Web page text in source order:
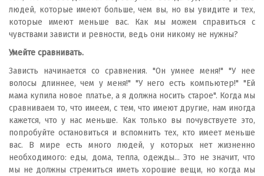
людей, которые имеют больше, чем вы, но вы увидите и тех,
которые имеют меньше вас. Как мы можем справиться с
чувствами зависти и ревности, ведь они никому не нужны?
Умейте сравнивать.
Зависть начинается со сравнения. "Он умнее меня!" "У нее
волосы длиннее, чем у меня!" "У него есть компьютер!" "Ей
мама купила новое платье, а я должна носить старое". Когда мы
сравниваем то, что имеем, с тем, что имеют другие, нам иногда
кажется, что у нас меньше. Как только вы почувствуете это,
попробуйте остановиться и вспомнить тех, кто имеет меньше
вас. В мире есть много людей, у которых нет жизненно
необходимого: еды, дома, тепла, одежды... Это не значит, что
мы не должны стремиться иметь хорошие вещи, но когда мы